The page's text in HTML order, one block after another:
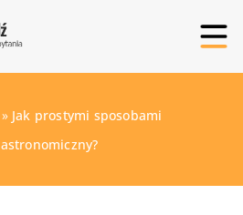
» Jak prostymi sposobami